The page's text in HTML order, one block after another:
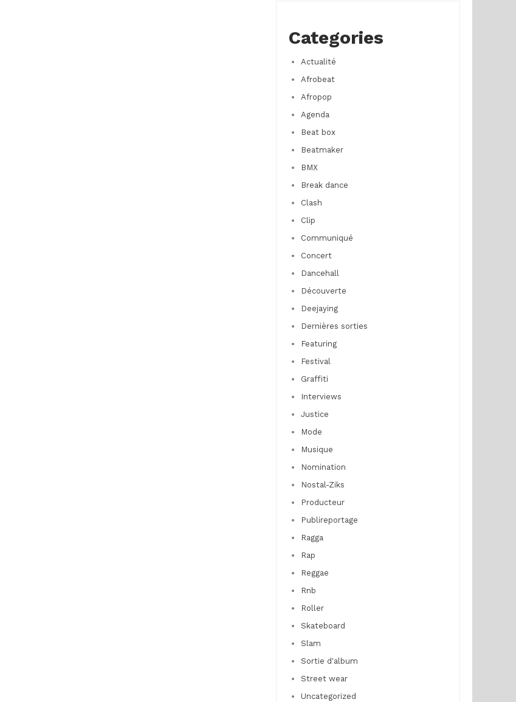
Categories
Actualité
Afrobeat
Afropop
Agenda
Beat box
Beatmaker
BMX
Break dance
Clash
Clip
Communiqué
Concert
Dancehall
Découverte
Deejaying
Dernières sorties
Featuring
Festival
Graffiti
Interviews
Justice
Mode
Musique
Nomination
Nostal-Ziks
Producteur
Publireportage
Ragga
Rap
Reggae
Rnb
Roller
Skateboard
Slam
Sortie d'album
Street wear
Uncategorized